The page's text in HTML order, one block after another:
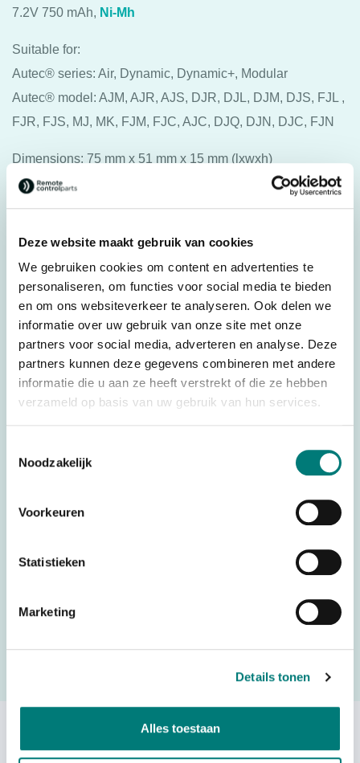
Deze website maakt gebruik van cookies
We gebruiken cookies om content en advertenties te
personaliseren, om functies voor social media te bieden
en om ons websiteverkeer te analyseren. Ook delen we
informatie over uw gebruik van onze site met onze
partners voor social media, adverteren en analyse. Deze
partners kunnen deze gegevens combineren met andere
informatie die u aan ze heeft verstrekt of die ze hebben
verzameld op basis van uw gebruik van hun services.
Noodzakelijk
Voorkeuren
Statistieken
Marketing
Details tonen
Alles toestaan
7.2V 750 mAh, Ni-Mh
Suitable for:
Autec® series: Air, Dynamic, Dynamic+, Modular
Autec® model: AJM, AJR, AJS, DJR, DJL, DJM, DJS, FJL ,
FJR, FJS, MJ, MK, FJM, FJC, AJC, DJQ, DJN, DJC, FJN
Dimensions: 75 mm x 51 mm x 15 mm (lxwxh)
Original spare part: R0BATT00E0014
For transmitter: Autec® series: Air, Dynamic, Dynamic+,
DJS, FJL , FJR, FJS, MJ, MK, FJM, FJC, AJC, DJQ, DJN,
DJC, FJN
Specifications
Weight
0,100 kg
Dimensions
7,5 × 5,1 × 1,5 cm
Brands
Autec®
Battery technology
HS code
in the quote request form and we will contact you as soon
Others also viewed: